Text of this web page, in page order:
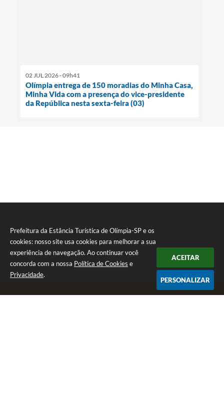
Prefeitura da Estância Turística de Olímpia-SP e os
cookies: nosso site usa cookies para melhorar a sua
experiência de navegação. Ao continuar você
concorda com a nossa Política de Cookies e
Privacidade.
ACEITAR
PERSONALIZAR
02 JUL 2026 - 09h41
Olímpia entrega de 150 moradias do Minha Casa,
Minha Vida com a presença do vice-presidente
da República nesta sexta-feira (03)